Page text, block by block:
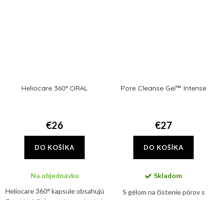
Heliocare 360° ORAL
€26
DO KOŠÍKA
Na objednávku
Heliocare 360° kapsule obsahujú
Pore Cleanse Gel™ Intense
€27
DO KOŠÍKA
Skladom
S gélom na čistenie pórov s